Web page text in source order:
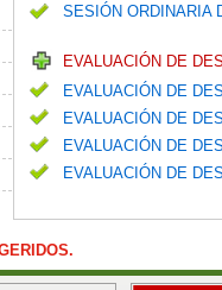
SESIÓN ORDINARIA
EVALUACIÓN DE
EVALUACIÓN DE
EVALUACIÓN DE
EVALUACIÓN DE
EVALUACIÓN DE